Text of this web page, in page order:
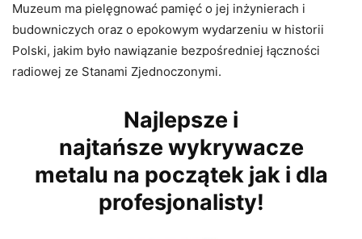
Muzeum ma pielęgnować pamięć o jej inżynierach i
budowniczych oraz o epokowym wydarzeniu w historii
Polski, jakim było nawiązanie bezpośredniej łączności
radiowej ze Stanami Zjednoczonymi.
Najlepsze i
najtańsze wykrywacze
metalu na początek jak i dla
profesjonalisty!